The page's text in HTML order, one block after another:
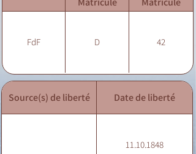
FdF D 42
Source(s) de liberté Date de liberté
11.10.1848